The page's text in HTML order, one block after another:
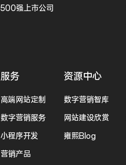
500强上市公司
服务
高端网站定制
数字营销服务
小程序开发
营销产品
资源中心
数字营销智库
网站建设欣赏
雍熙Blog